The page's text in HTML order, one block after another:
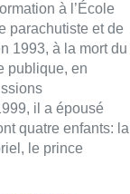
à l’École
parachutiste et de
1993, à la mort du
publique, en
il a épousé
quatre enfants: la
le prince